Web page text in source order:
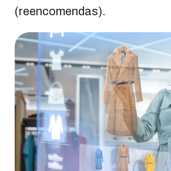
(reencomendas).